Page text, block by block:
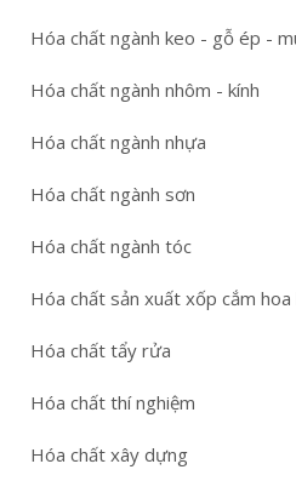
Hóa chất ngành keo - gỗ ép -
Hóa chất ngành nhôm - kính
Hóa chất ngành nhựa
Hóa chất ngành sơn
Hóa chất ngành tóc
Hóa chất sản xuất xốp cắm
Hóa chất tẩy rửa
Hóa chất thí nghiệm
Hóa chất xây dựng